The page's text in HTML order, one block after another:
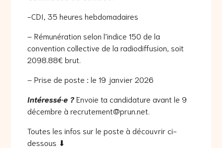
-CDI, 35 heures hebdomadaires
– Rémunération selon l’indice 150 de la
convention collective de la radiodiffusion, soit
2098.88€ brut.
– Prise de poste : le 19 janvier 2026
Intéressé·e ?Envoie ta candidature avant le 9
décembre à recrutement@prun.net.
Toutes les infos sur le poste à découvrir ci-
dessous ⬇